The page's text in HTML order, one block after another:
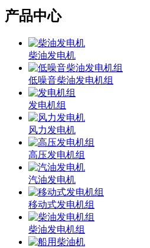
产品中心
柴油发电机
低噪音柴油发电机组
发电机组
风力发电机
高压发电机组
汽油发电机
移动式发电机组
柴油发电机组